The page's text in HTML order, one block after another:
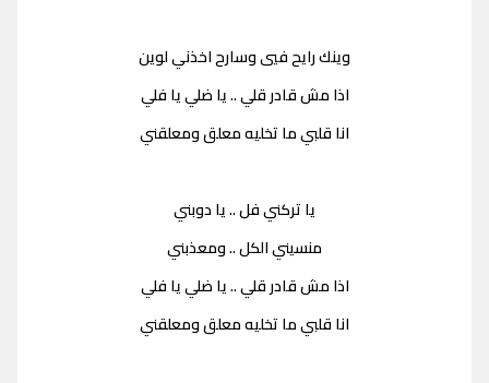
وينك رايح فيي وسارح اخذني لوين
اذا مش قادر قلي .. يا ضلي يا فلي
انا قلبي ما تخليه معلق ومعلقني
يا تركني فل .. يا دوبني
منسيني الكل .. ومعذبني
اذا مش قادر قلي .. يا ضلي يا فلي
انا قلبي ما تخليه معلق ومعلقني